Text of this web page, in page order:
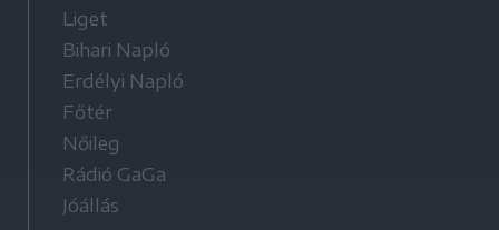
Liget
Bihari Napló
Erdélyi Napló
Főtér
Nőileg
Rádió GaGa
Jóállás